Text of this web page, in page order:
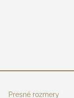
Presné rozmery